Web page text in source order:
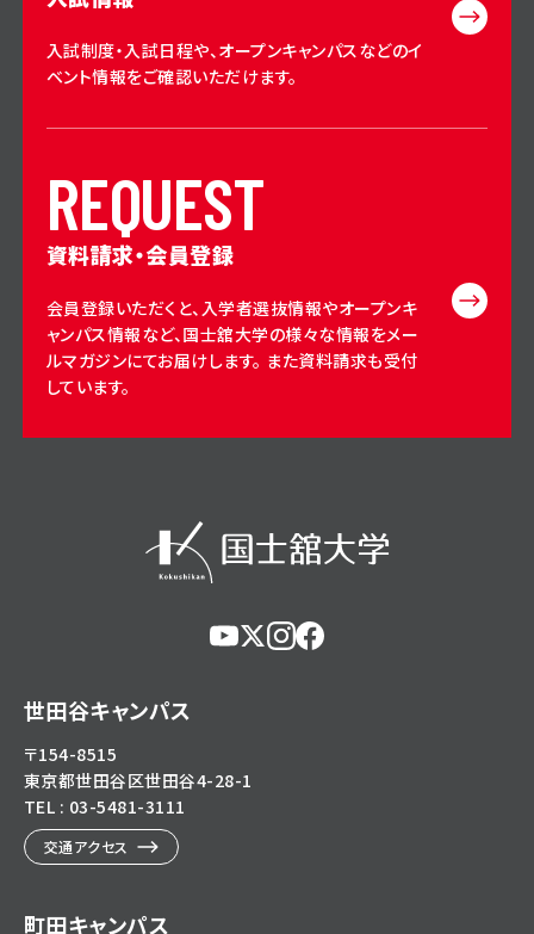
入試制度・入試日程や、オープンキャンパスなどのイ
ベント情報をご確認いただけます。
REQUEST
資料請求・会員登録
会員登録いただくと、入学者選抜情報やオープンキ
ャンパス情報など、国士舘大学の様々な情報をメー
ルマガジンにてお届けします。 また資料請求も受付
しています。
世田谷キャンパス
〒154-8515
東京都世田谷区世田谷4-28-1
TEL : 03-5481-3111
交通アクセス
町田キャンパス